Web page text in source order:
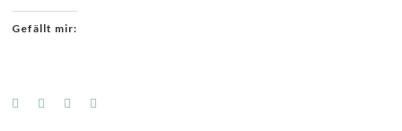
Gefällt mir: